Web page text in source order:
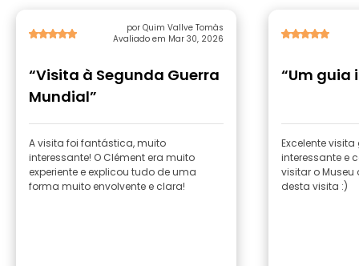
por Quim Vallve Tomàs
Avaliado em Mar 30, 2026
“Visita à Segunda Guerra
Mundial”
A visita foi fantástica, muito
interessante! O Clément era muito
experiente e explicou tudo de uma
forma muito envolvente e clara!
“Um guia
Excelente
interessante e
visitar o
desta visita :)